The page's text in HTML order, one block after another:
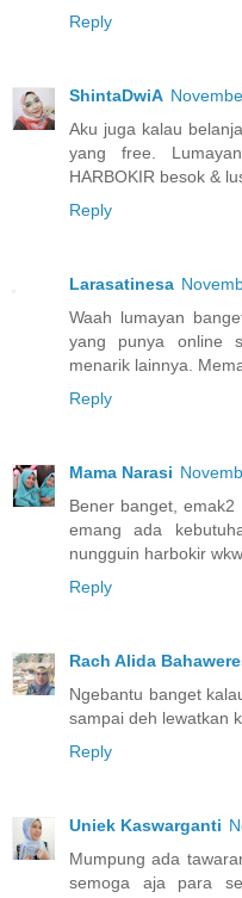
Reply
ShintaDwiA
Aku juga kalau
yang free.
HARBOKIR besok &
Reply
Larasatinesa
Waah lumayan
yang punya online
menarik lainnya.
Reply
Mama Narasi
Bener banget,
emang ada
nungguin harbokir
Reply
Rach Alida
Ngebantu banget
sampai deh lewatkan
Reply
Uniek Kaswarganti
Mumpung ada
semoga aja para